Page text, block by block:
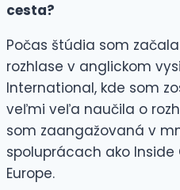
cesta?
Počas štúdia som
rozhlase v anglickom
International, kde som
veľmi veľa naučila o
som zaangažovaná v
spoluprácach ako Inside
Europe.